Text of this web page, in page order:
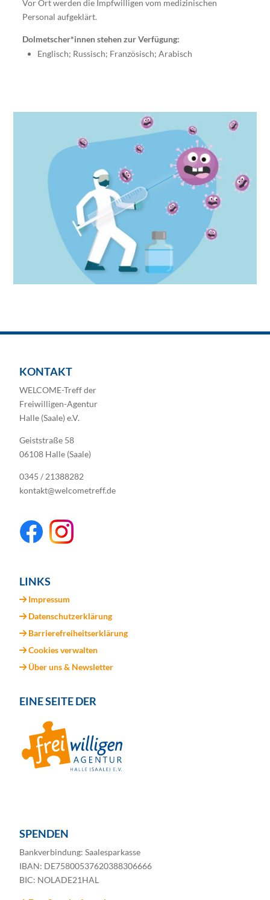
Vor Ort werden die Impfwilligen vom medizinischen
Personal aufgeklärt.
Dolmetscher*innen stehen zur Verfügung:
Englisch; Russisch; Französisch; Arabisch
KONTAKT
WELCOME-Treff der
Freiwilligen-Agentur
Halle (Saale) e.V.
Geiststraße 58
06108 Halle (Saale)
0345 / 21388282
kontakt@welcometreff.de
LINKS
Impressum
Datenschutzerklärung
Barrierefreiheitserklärung
Cookies verwalten
Über uns & Newsletter
EINE SEITE DER
SPENDEN
Bankverbindung: Saalesparkasse
IBAN: DE75800537620388306666
BIC: NOLADE21HAL